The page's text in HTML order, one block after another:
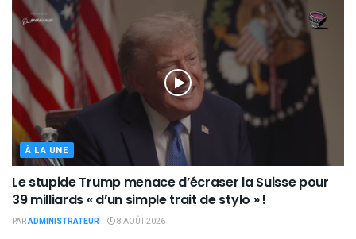
À LA UNE
Le stupide Trump menace d’écraser la Suisse pour
39 milliards « d’un simple trait de stylo » !
PARADMINISTRATEUR 8 AOÛT 2026